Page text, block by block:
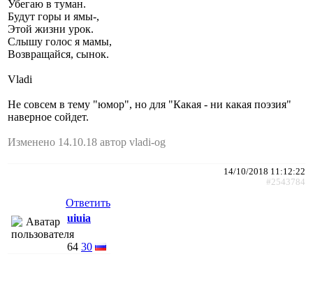
Убегаю в туман.
Будут горы и ямы-,
Этой жизни урок.
Слышу голос я мамы,
Возвращайся, сынок.
Vladi
Не совсем в тему "юмор", но для "Какая - ни какая поэзия"
наверное сойдет.
Изменено 14.10.18 автор vladi-og
14/10/2018 11:12:22
#2543784
Ответить
uiuia
64 30